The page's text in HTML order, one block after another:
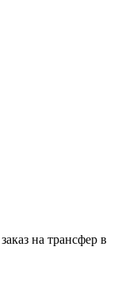
на трансфер в